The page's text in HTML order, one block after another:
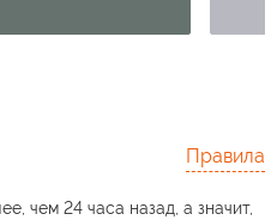
Правила
чем 24 часа назад, а значит,